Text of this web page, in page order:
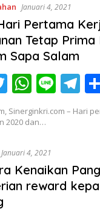
A
p
p
a
m
Januari 4, 2021
Pertama
Tetap
Sapa Salam
T
w
itt
W
h
at
A
p
Li
n
e
T
el
e
a
m
Sinerginkri.com – Hari
2020 dan…
Januari 4, 2021
Kenaikan
reward